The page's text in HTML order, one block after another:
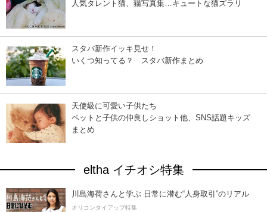
人気タレント猫、猫写真集…キュートな猫ズラリ
スタバ新作イッキ見せ！
いくつ知ってる？ スタバ新作まとめ
天使級に可愛い子供たち
ペットと子供の仲良しショット他、SNS話題キッズ
まとめ
eltha イチオシ特集
川島海荷さんと学ぶ 日常に潜む“人身取引”のリアル
オリコンタイアップ特集